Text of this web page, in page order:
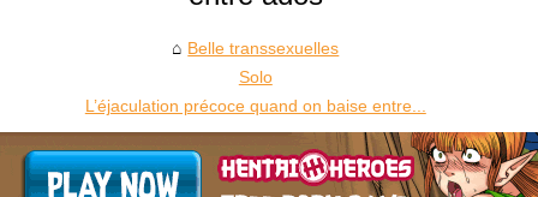
Belle transsexuelles
Solo
L’éjaculation précoce quand on baise entre...